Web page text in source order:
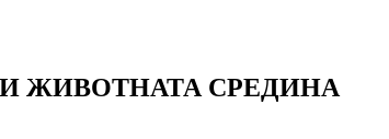
ЖИВОТНАТА СРЕДИНА